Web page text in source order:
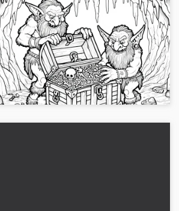
Goblinien ryöstävät aarrearkkua
luolassa – Värityskuva ilmaiseksi
Tapaa ovelia goblineja salaperäisessä
luolassa maalausmallimme avulla. Lataa
ilmaiseksi ja anna luovuutesi päästä
valloilleen!...